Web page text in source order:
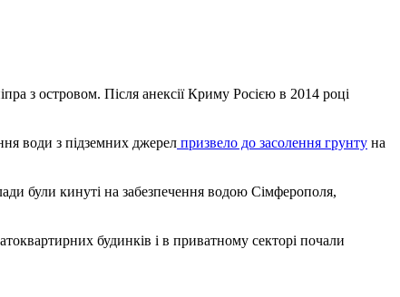
з островом. Після анексії Криму Росією в 2014 році
води з підземних джерел призвело до засолення грунту на
були кинуті на забезпечення водою Сімферополя,
будинків і в приватному секторі почали